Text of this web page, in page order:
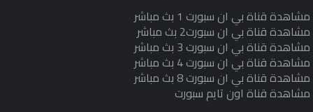
مشاهدة قناة بي ان سبورت 1 بث مباشر
مشاهدة قناة بي ان سبورت2 بث مباشر
مشاهدة قناة بي ان سبورت 3 بث مباشر
مشاهدة قناة بي ان سبورت 4 بث مباشر
مشاهدة قناة بي ان سبورت 8 بث مباشر
مشاهدة قناة اون تايم سبورت